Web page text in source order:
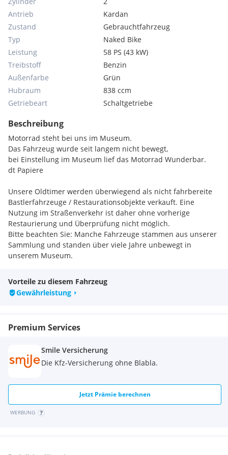
Antrieb
Kardan
Zustand
Gebrauchtfahrzeug
Typ
Naked Bike
Leistung
58 PS (43 kW)
Treibstoff
Benzin
Außenfarbe
Grün
Hubraum
838 ccm
Getriebeart
Schaltgetriebe
Beschreibung
Motorrad steht bei uns im Museum.
Das Fahrzeug wurde seit langem nicht bewegt,
bei Einstellung im Museum lief das Motorrad Wunderbar.
dt Papiere
Unsere Oldtimer werden überwiegend als nicht fahrbereite
Bastlerfahrzeuge / Restaurationsobjekte verkauft. Eine
Nutzung im Straßenverkehr ist daher ohne vorherige
Restaurierung und Überprüfung nicht möglich.
Bitte beachten Sie: Manche Fahrzeuge stammen aus unserer
Sammlung und standen über viele Jahre unbewegt in
unserem Museum.
bitten wir Sie, uns telefonisch zu kontaktieren. Gemeinsam
können wir dann den aktuellen Zustand des von Ihnen
geöffneten Fahrzeugs besprechen und vor Ort ansehen.
Vorteile zu diesem Fahrzeug
Gewährleistung
Premium Services
Smile Versicherung
Die Kfz-Versicherung ohne Blabla.
Jetzt Prämie berechnen
WERBUNG